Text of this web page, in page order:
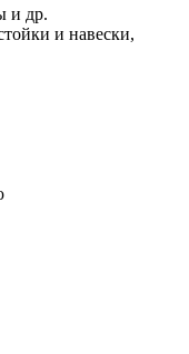
и др.
и навески,